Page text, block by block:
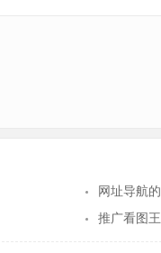
网址导航
推广看图